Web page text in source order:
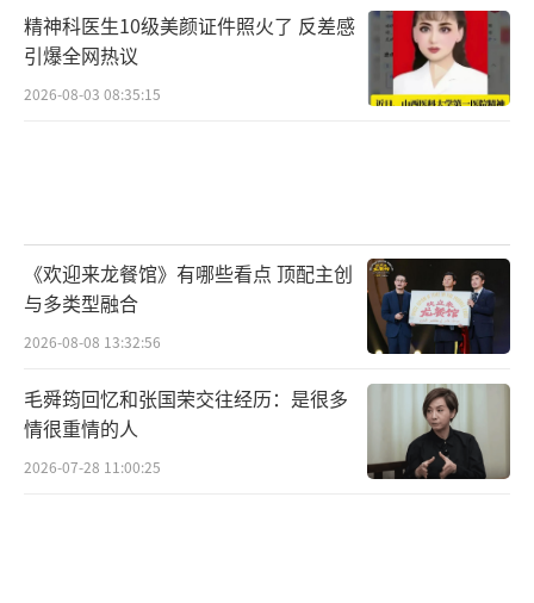
精神科医生10级美颜证件照火了 反差感
引爆全网热议
2026-08-03 08:35:15
《欢迎来龙餐馆》有哪些看点 顶配主创
与多类型融合
2026-08-08 13:32:56
毛舜筠回忆和张国荣交往经历：是很多
情很重情的人
2026-07-28 11:00:25